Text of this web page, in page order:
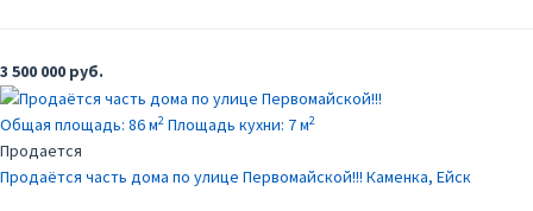
3 500 000 руб.
Общая площадь: 86 м2 Площадь кухни: 7 м2
Продается
Продаётся часть дома по улице Первомайской!!! Каменка, Ейск